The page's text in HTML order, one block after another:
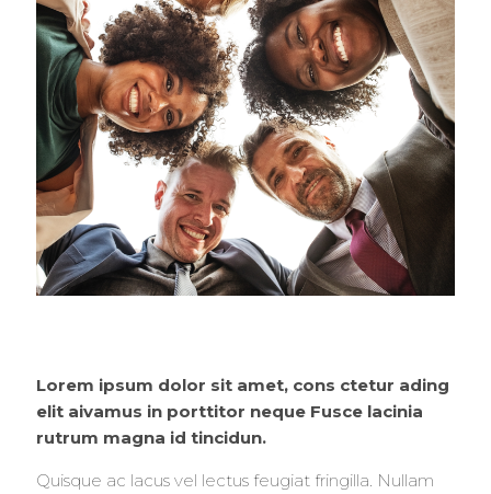
Lorem ipsum dolor sit amet, cons ctetur ading
elit aivamus in porttitor neque Fusce lacinia
rutrum magna id tincidun.
Quisque ac lacus vel lectus feugiat fringilla. Nullam